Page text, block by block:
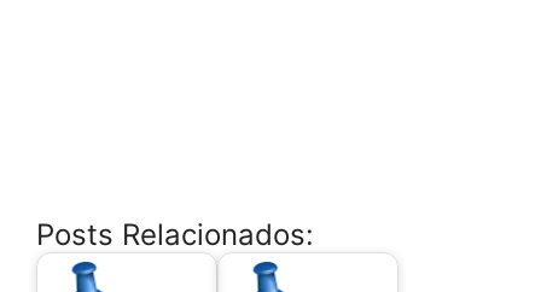
Posts Relacionados: